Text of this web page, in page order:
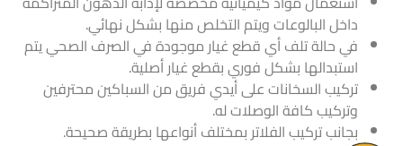
داخل البالوعات ويتم التخلص منها بشكل نهائي.
في حالة تلف أي قطع غيار موجودة في الصرف الصحي يتم
استبدالها بشكل فوري بقطع غيار أصلية.
تركيب السخانات على أيدي فريق من السباكين محترفين
وتركيب كافة الوصلات له.
بجانب تركيب الفلاتر بمختلف أنواعها بطريقة صحيحة.